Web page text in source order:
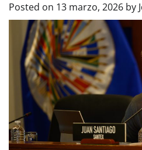
Posted on 13 marzo, 2026 by